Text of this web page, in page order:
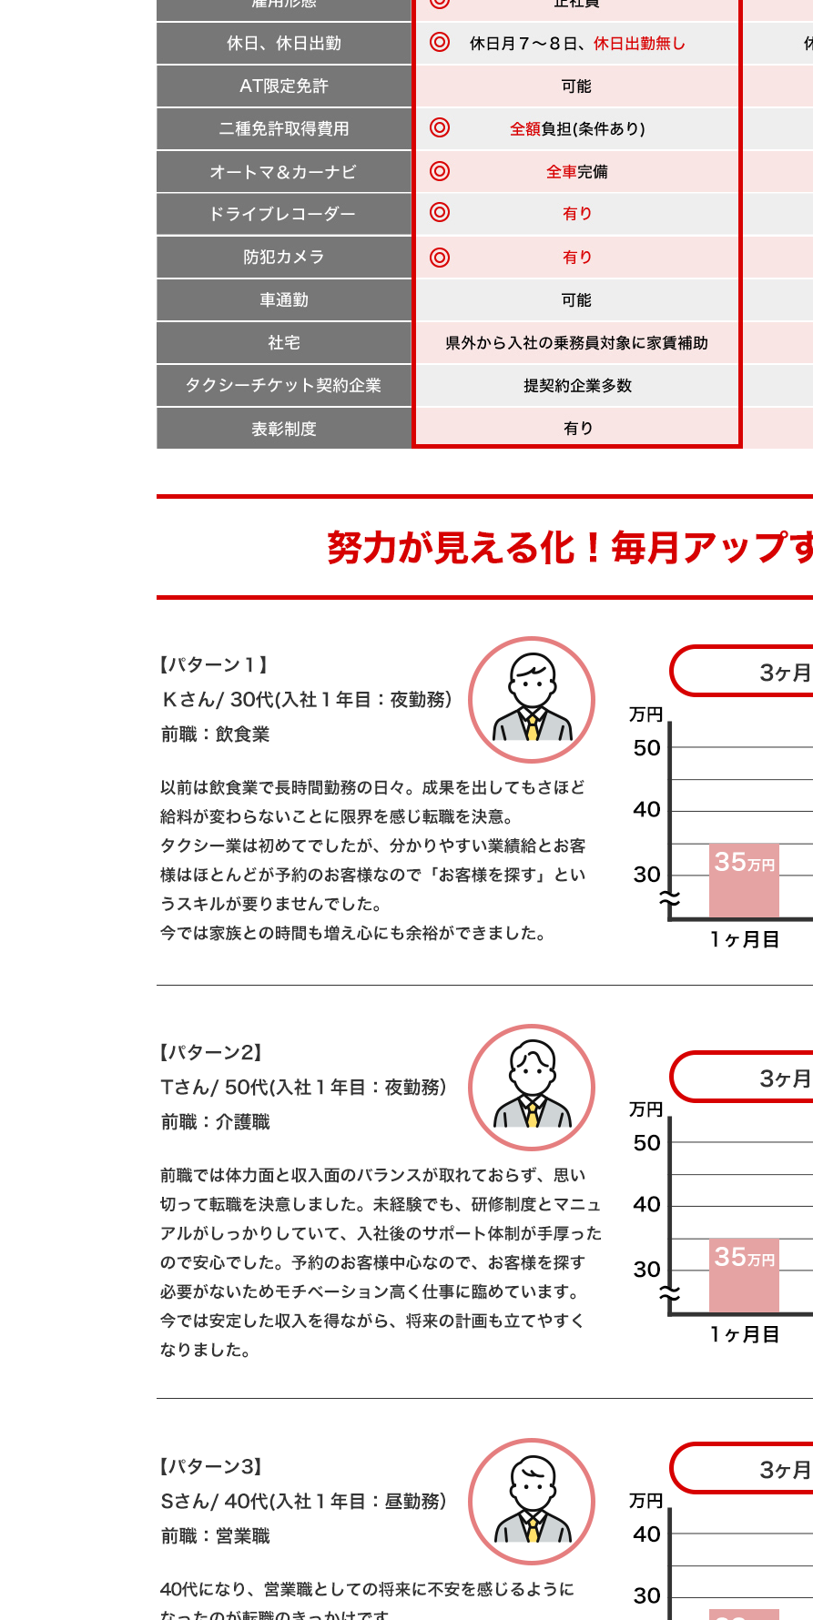
弊社では「固定給」と併せて、 福岡で唯一の「月35万円保証付きの業績給」制度を取
「業績給」もしくは「固定給」のどちらかを選べるようになっている業界内でも珍しい「選
さらに、入社後慣れて頂いた頃に「固定給」から「業績給」へ変更することも可
また、弊社ではコロナ過においてもこんなに稼げます。実際の年収モデルです（面接時に遠